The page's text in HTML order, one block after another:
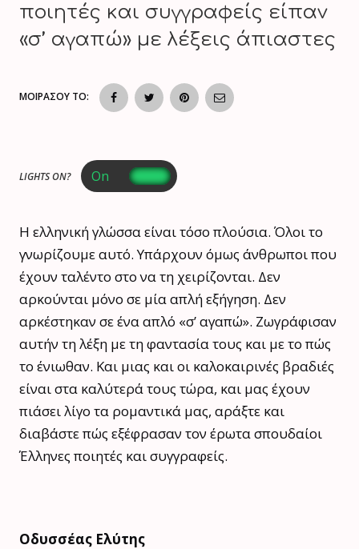
ποιητές και συγγραφείς είπαν
«σ’ αγαπώ» με λέξεις άπιαστες
ΜΟΙΡΑΣΟΥ ΤΟ:
LIGHTS ON?
Η ελληνική γλώσσα είναι τόσο πλούσια. Όλοι το
γνωρίζουμε αυτό. Υπάρχουν όμως άνθρωποι που
έχουν ταλέντο στο να τη χειρίζονται. Δεν
αρκούνται μόνο σε μία απλή εξήγηση. Δεν
αρκέστηκαν σε ένα απλό «σ’ αγαπώ». Ζωγράφισαν
αυτήν τη λέξη με τη φαντασία τους και με το πώς
το ένιωθαν. Και μιας και οι καλοκαιρινές βραδιές
είναι στα καλύτερά τους τώρα, και μας έχουν
πιάσει λίγο τα ρομαντικά μας, αράξτε και
διαβάστε πώς εξέφρασαν τον έρωτα σπουδαίοι
Έλληνες ποιητές και συγγραφείς.
Οδυσσέας Ελύτης